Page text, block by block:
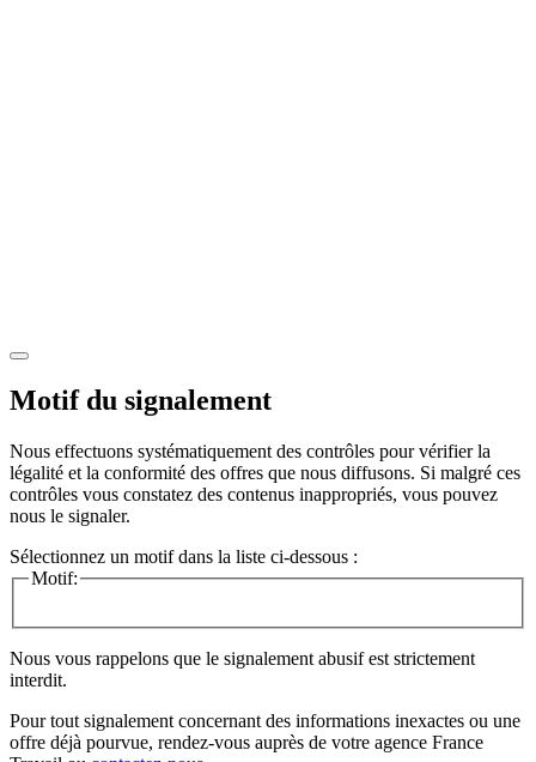
Motif du signalement
Nous effectuons systématiquement des contrôles pour vérifier la
légalité et la conformité des offres que nous diffusons. Si malgré ces
contrôles vous constatez des contenus inappropriés, vous pouvez
nous le signaler.
Sélectionnez un motif dans la liste ci-dessous :
Motif:
Nous vous rappelons que le signalement abusif est strictement
interdit.
Pour tout signalement concernant des informations inexactes ou une
offre déjà pourvue, rendez-vous auprès de votre agence France